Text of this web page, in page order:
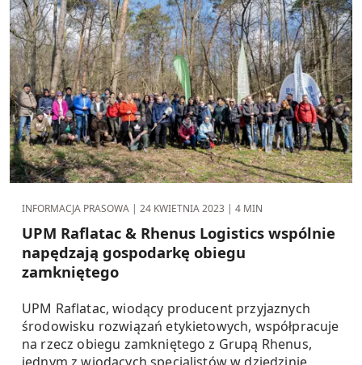
INFORMACJA PRASOWA | 24 KWIETNIA 2023 | 4 MIN
UPM Raflatac & Rhenus Logistics wspólnie
napędzają gospodarkę obiegu
zamkniętego
UPM Raflatac, wiodący producent przyjaznych
środowisku rozwiązań etykietowych, współpracuje
na rzecz obiegu zamkniętego z Grupą Rhenus,
jednym z wiodących specjalistów w dziedzinie